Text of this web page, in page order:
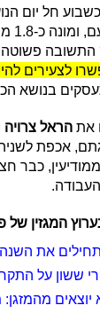
חל יום
התשובה
לצעירים
בנושא
את הראל צרויה
אכפת
המגזין של
את
ששון על
יוצאים